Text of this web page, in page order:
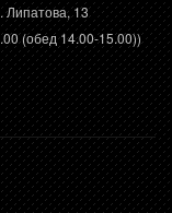
Липатова, 13
(обед 14.00-15.00))